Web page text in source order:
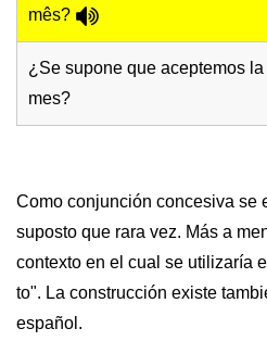
mês?
¿Se supone que aceptemos
mes?
Como conjunción concesiva se
suposto que rara vez. Más a
contexto en el cual se utilizaría
to". La construcción existe
español.